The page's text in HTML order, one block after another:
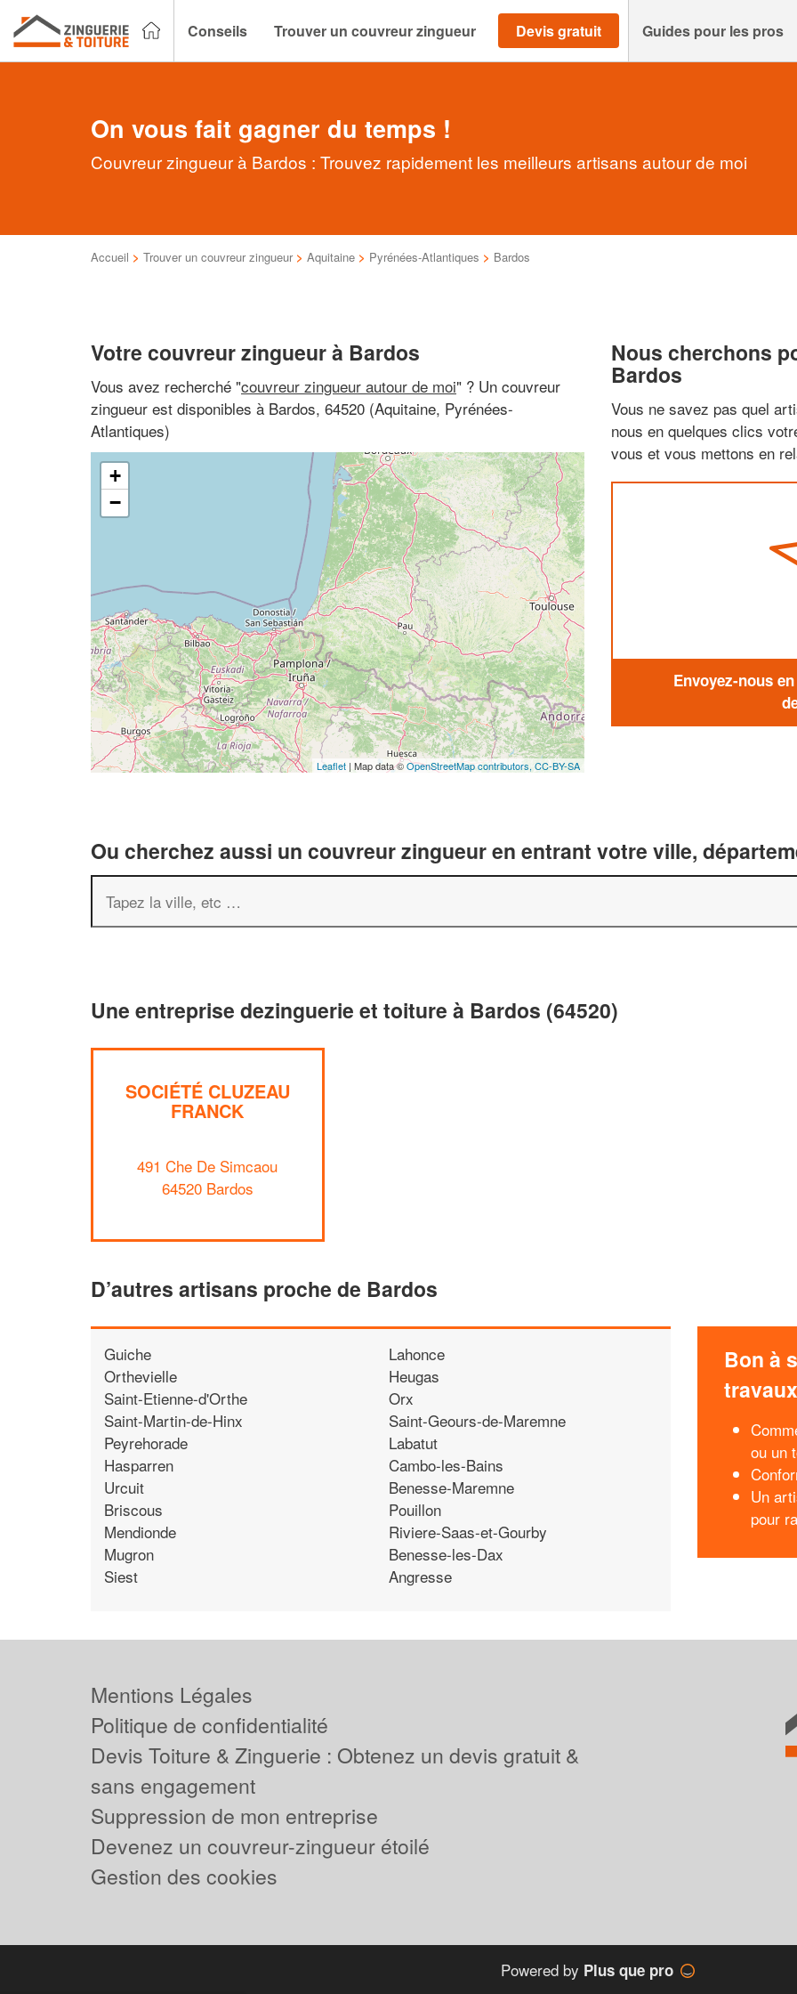
Conseils Trouver un couvreur zingueur Devis gratuit Guides pour les pros
On vous fait gagner du temps !
Couvreur zingueur à Bardos : Trouvez rapidement les meilleurs artisans autour de moi
Accueil > Trouver un couvreur zingueur > Aquitaine > Pyrénées-Atlantiques > Bardos
Votre couvreur zingueur à Bardos
Vous avez recherché "couvreur zingueur autour de moi" ? Un couvreur
zingueur est disponibles à Bardos, 64520 (Aquitaine, Pyrénées-
Atlantiques)
+
−
Leaflet | Map data ©OpenStreetMap contributors, CC-BY-SA
Nous cherchons
Bardos
Vous ne savez pas quel
nous en quelques clics
vous et vous mettons en
Envoyez-nous
Ou cherchez aussi un couvreur zingueur en entrant votre ville,
Une entreprise dezinguerie et toiture à Bardos (64520)
SOCIÉTÉ CLUZEAU
FRANCK
491 Che De Simcaou
64520 Bardos
D’autres artisans proche de Bardos
Guiche
Orthevielle
Saint-Etienne-d'Orthe
Saint-Martin-de-Hinx
Peyrehorade
Hasparren
Urcuit
Briscous
Mendionde
Mugron
Siest
Lahonce
Heugas
Orx
Saint-Geours-de-Maremne
Labatut
Cambo-les-Bains
Benesse-Maremne
Pouillon
Riviere-Saas-et-Gourby
Benesse-les-Dax
Angresse
Bon à
travaux
ou un
Un
pour
Mentions Légales
Politique de confidentialité
Devis Toiture & Zinguerie : Obtenez un devis gratuit &
sans engagement
Suppression de mon entreprise
Devenez un couvreur-zingueur étoilé
Gestion des cookies
Powered by Plus que pro